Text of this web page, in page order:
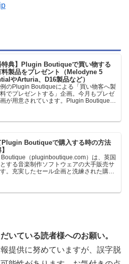
特典】Plugin Boutiqueで買い物する
料製品をプレゼント（Melodyne 5
やArturia、D16製品など）
のPlugin Boutiqueによる「買い物客へ製
でプレゼントする」企画。今月もプレゼ
が用意されています。Plugin Boutiqueで
無料配布終了予定日：日本時間：
Plugin Boutiqueで購入する時の方法
Boutique（pluginboutique.com）は、英国
する音楽制作ソフトウェアの大手販売サ
。充実したセール企画と洗練された購入
おきたいこと価格表示に…
いている読者様へのお願い。
提供に努めていますが、誤字脱